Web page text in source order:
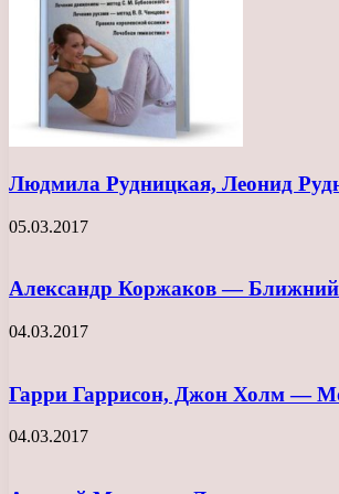
Людмила Рудницкая, Леонид
05.03.2017
Александр Коржаков — Ближний
04.03.2017
Гарри Гаррисон, Джон Холм —
04.03.2017